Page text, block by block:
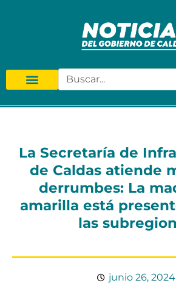
La Secretaría de
de Caldas atiende
derrumbes: La
amarilla está
las
junio 26, 2024